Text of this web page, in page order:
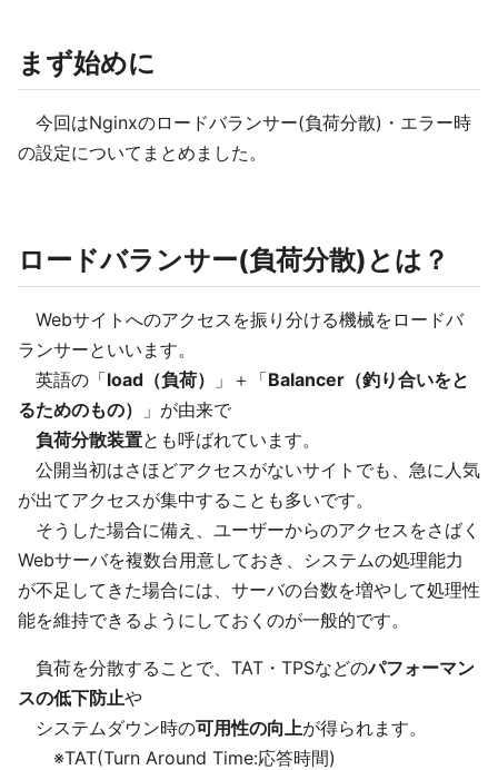
まず始めに
今回はNginxのロードバランサー(負荷分散)・エラー時
の設定についてまとめました。
ロードバランサー(負荷分散)とは？
Webサイトへのアクセスを振り分ける機械をロードバ
ランサーといいます。
英語の「load（負荷） 」＋「Balancer（釣り合いをと
るためのもの）
」が由来で
負荷分散装置とも呼ばれています。
公開当初はさほどアクセスがないサイトでも、急に人気
が出てアクセスが集中することも多いです。
そうした場合に備え、ユーザーからのアクセスをさばく
Webサーバを複数台用意しておき、システムの処理能力
が不足してきた場合には、サーバの台数を増やして処理性
能を維持できるようにしておくのが一般的です。
負荷を分散することで、TAT・TPSなどのパフォーマン
スの低下防止や
システムダウン時の可用性の向上が得られます。
※TAT(Turn Around Time:応答時間)